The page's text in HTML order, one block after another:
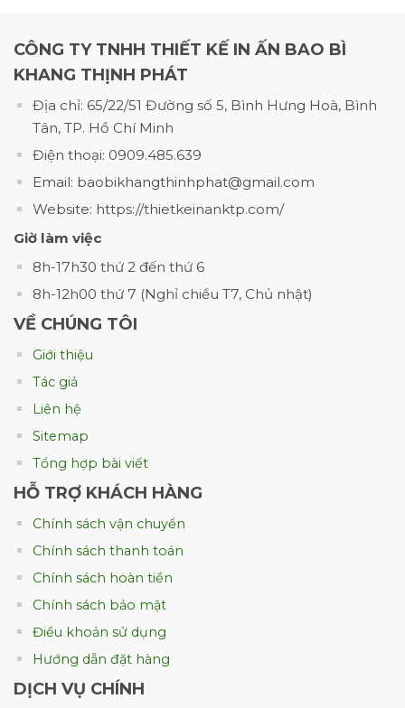
Bản vẽ thiết kế của hộp giấy đựng nhang
Ngoài ra, doanh nghiệp có thể kết hợp ép
nhận của sản phẩm.
Phổ Biến
Tùy theo từng loại nhang và phân khúc
khách hàng, doanh nghiệp có thể lựa chọn
kiểu hộp phù hợp.
Hộp giấy đựng nhang cây
nhang truyền thống. Kiểu hộp này dễ sản
xuất, chi phí hợp lý và thuận tiện khi trưng
bày.
CÔNG TY TNHH THIẾT KẾ IN ẤN BAO BÌ
KHANG THỊNH PHÁT
Địa chỉ: 65/22/51 Đường số 5, Bình Hưng Hoà, Bình
Tân, TP. Hồ Chí Minh
Điện thoại: 0909.485.639
Email: baobikhangthinhphat@gmail.com
Website: https://thietkeinanktp.com/
Giờ làm việc
8h-17h30 thứ 2 đến thứ 6
8h-12h00 thứ 7 (Nghỉ chiều T7, Chủ nhật)
VỀ CHÚNG TÔI
Giới thiệu
Tác giả
Liên hệ
Sitemap
Tổng hợp bài viết
HỖ TRỢ KHÁCH HÀNG
Chính sách vận chuyển
Chính sách thanh toán
Chính sách hoàn tiền
Chính sách bảo mật
Điều khoản sử dụng
Hướng dẫn đặt hàng
DỊCH VỤ CHÍNH